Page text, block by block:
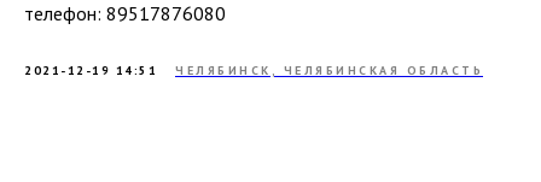
телефон: 89517876080
2021-12-19 14:51 ЧЕЛЯБИНСК, ЧЕЛЯБИНСКАЯ ОБЛАСТЬ